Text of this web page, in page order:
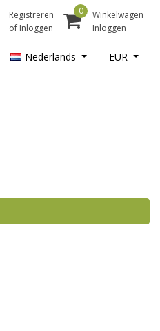
Registreren
of Inloggen
0
Winkelwagen
Inloggen
Nederlands EUR